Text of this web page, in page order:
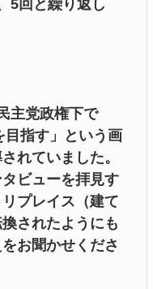
5回と繰り返し
主党政権下で
目指す」という画
れていました。
ビューを拝見す
プレイス（建て
されたようにも
お聞かせくださ